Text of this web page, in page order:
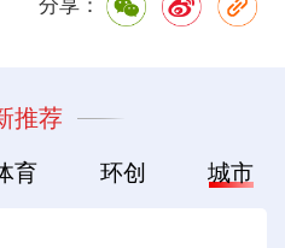
分享：
推荐
育 环创 城市